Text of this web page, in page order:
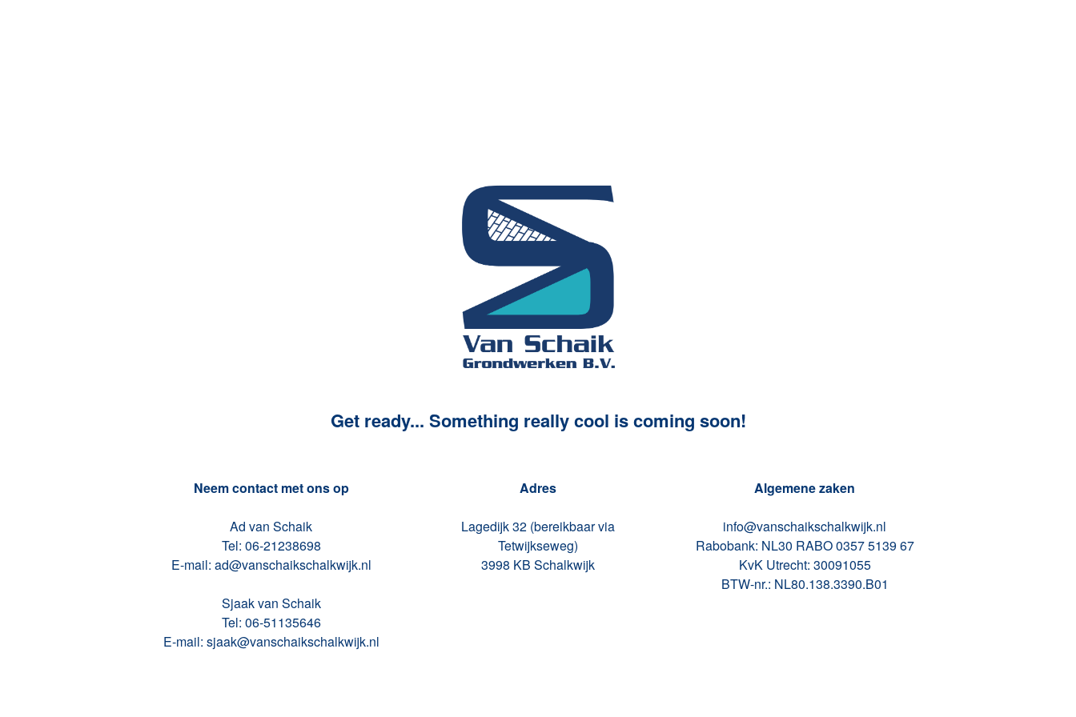
Get ready... Something really cool is coming soon!
Neem contact met ons op
Ad van Schaik
Tel: 06-21238698
E-mail: ad@vanschaikschalkwijk.nl
Sjaak van Schaik
Tel: 06-51135646
E-mail: sjaak@vanschaikschalkwijk.nl
Adres
Lagedijk 32 (bereikbaar via
Tetwijkseweg)
3998 KB Schalkwijk
Algemene zaken
info@vanschaikschalkwijk.nl
Rabobank: NL30 RABO 0357 5139 67
KvK Utrecht: 30091055
BTW-nr.: NL80.138.3390.B01